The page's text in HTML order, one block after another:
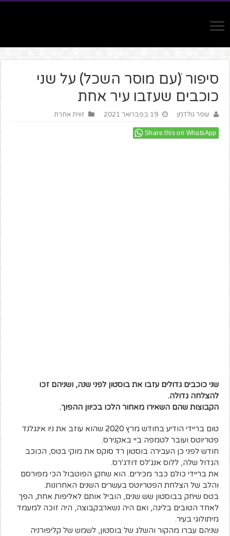
סיפור ׁ(עם מוסר השכל) על שני
כוכבים שעזבו עיר אחת
עופר גולדמן 19 בפברואר 2021 זווית אחרת
Share this on WhatsApp
שני כוכבים גדולים עזבו את בוסטון לפני שנה, ושניהם זכו
להצלחה גדולה.
הקבוצות שהם השאירו מאחור הלכו בכיוון ההפוך.
טום בריידי הודיע בחודש מרץ 2020 שהוא עוזב את ניו אינגלנד
פטריוטס ועובר לטמפה ביי באקנירס.
חודש לפני כן העבירה בוסטון רד סוקס את מוקי בטס, הכוכב
הגדול שלה, ללוס אנג'לס דודג'רס.
את בריידי כולם כבר מכירים. הוא שחקן הפוטבול הכי מפורסם
והלב של הצלחת הפטריוטס בעשרים השנים האחרונות.
בטס שיחק בבוסטון שש שנים, הוביל אותם לאליפות אחת, הפך
לאחד הטובים בליגה, ואם היה נשארבקבוצה, היה זוכה למעמד
מיתולוגי בעיר.
שניהם עברו מהקור והשלג של בוסטון, לשמש של קליפורניה